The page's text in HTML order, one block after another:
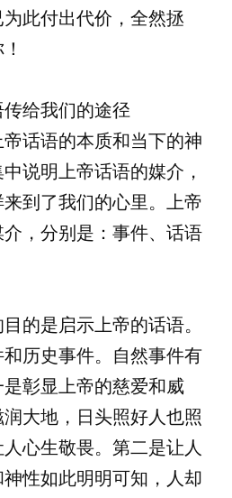
此付出代价，全然拯
给我们的途径
话语的本质和当下的神
说明上帝话语的媒介，
到了我们的心里。上帝
，分别是：事件、话语
的是启示上帝的话语。
历史事件。自然事件有
彰显上帝的慈爱和威
大地，日头照好人也照
心生敬畏。第二是让人
性如此明明可知，人却